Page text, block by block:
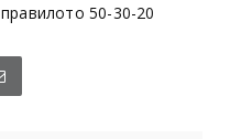
правилото 50-30-20